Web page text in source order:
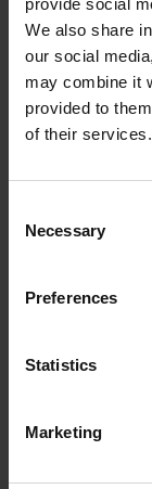
provide social
We also share
our social
may combine it
provided to
of their services.
Selection
Necessary
Preferences
Statistics
Marketing